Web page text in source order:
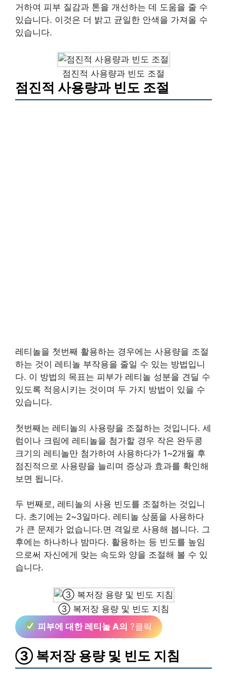
거하여 피부 질감과 톤을 개선하는 데 도움을 줄 수
있습니다. 이것은 더 밝고 균일한 안색을 가져올 수
있습니다.
점진적 사용량과 빈도 조절
점진적 사용량과 빈도 조절
레티놀을 첫번째 활용하는 경우에는 사용량을 조절
하는 것이 레티놀 부작용을 줄일 수 있는 방법입니
다. 이 방법의 목표는 피부가 레티놀 성분을 견딜 수
있도록 적응시키는 것이며 두 가지 방법이 있을 수
있습니다.
첫번째는 레티놀의 사용량을 조절하는 것입니다. 세
럼이나 크림에 레티놀을 첨가할 경우 작은 완두콩
크기의 레티놀만 첨가하여 사용하다가 1~2개월 후
점진적으로 사용량을 늘리며 증상과 효과를 확인해
보면 됩니다.
두 번째로, 레티놀의 사용 빈도를 조절하는 것입니
다. 초기에는 2~3일마다. 레티놀 상품을 사용하다
가 큰 문제가 없습니다.면 격일로 사용해 봅니다. 그
후에는 하나하나 밤마다. 활용하는 등 빈도를 높임
으로써 자신에게 맞는 속도와 양을 조절해 볼 수 있
습니다.
③ 복저장 용량 및 빈도 지침
피부에 대한 레티놀 A의 ?클릭
③ 복저장 용량 및 빈도 지침